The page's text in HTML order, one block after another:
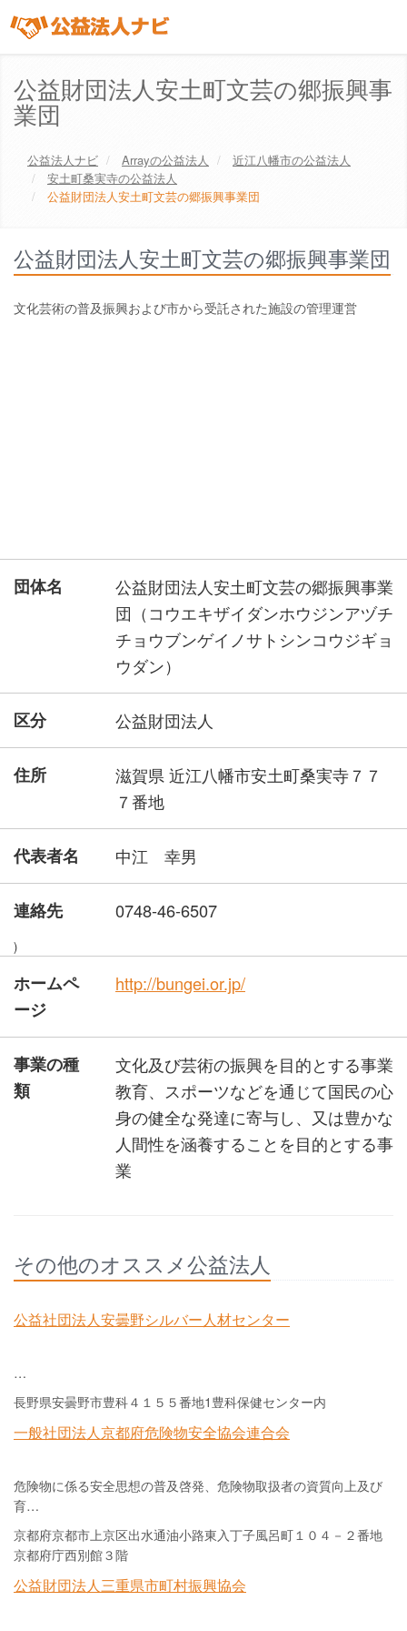
公益財団法人安土町文芸の郷振興事
業団
公益法人ナビ Arrayの公益法人 近江八幡市の公益法人
安土町桑実寺の公益法人
公益財団法人安土町文芸の郷振興事業団
公益財団法人安土町文芸の郷振興事業団
文化芸術の普及振興および市から受託された施設の管理運営
団体名
公益財団法人安土町文芸の郷振興事業
団（コウエキザイダンホウジンアヅチ
チョウブンゲイノサトシンコウジギョ
ウダン）
区分 公益財団法人
住所
滋賀県 近江八幡市安土町桑実寺７７
７番地
代表者名 中江 幸男
連絡先 0748-46-6507
)
ホームペ
ージ
http://bungei.or.jp/
事業の種
類
文化及び芸術の振興を目的とする事業
教育、スポーツなどを通じて国民の心
身の健全な発達に寄与し、又は豊かな
人間性を涵養することを目的とする事
業
その他のオススメ公益法人
公益社団法人安曇野シルバー人材センター
…
長野県安曇野市豊科４１５５番地1豊科保健センター内
一般社団法人京都府危険物安全協会連合会
危険物に係る安全思想の普及啓発、危険物取扱者の資質向上及び
育…
京都府京都市上京区出水通油小路東入丁子風呂町１０４－２番地
京都府庁西別館３階
公益財団法人三重県市町村振興協会